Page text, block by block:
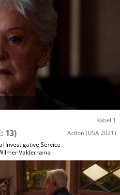
Kabel 1
13) Action(USA 2021)
Investigative Service
Valderrama